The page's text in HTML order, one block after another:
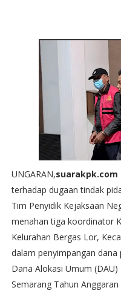
UNGARAN,suarakpk.com
terhadap dugaan tindak
Tim Penyidik Kejaksaan
menahan tiga koordinator
Kelurahan Bergas Lor,
dalam penyimpangan
Dana Alokasi Umum
Semarang Tahun Anggaran